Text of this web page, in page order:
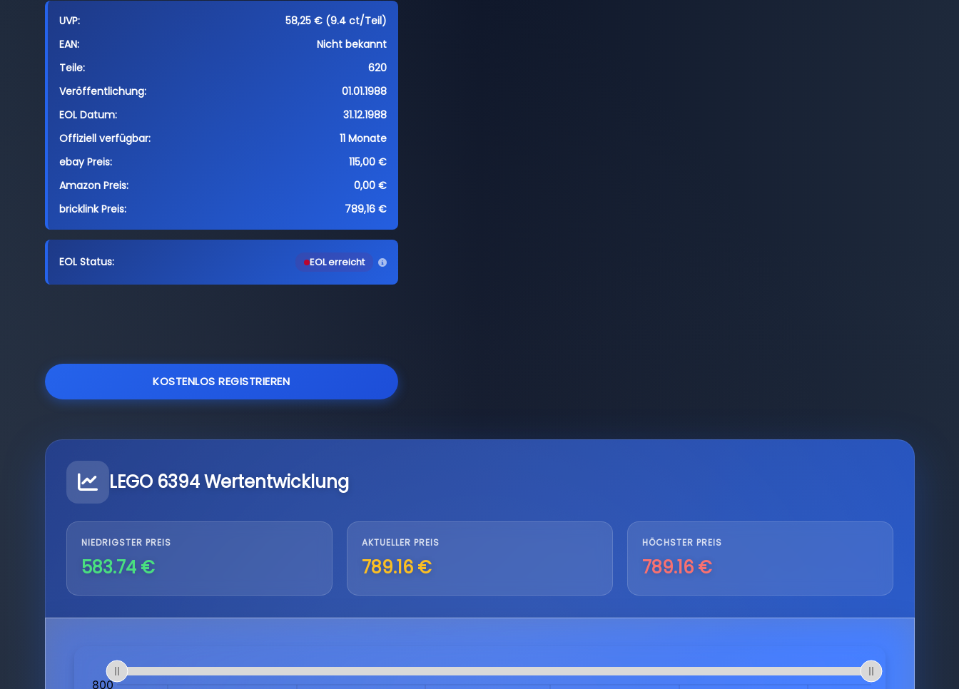
UVP:
58,25 € (9.4 ct/Teil)
EAN:
Nicht bekannt
Teile:
620
Veröffentlichung:
01.01.1988
EOL Datum:
31.12.1988
Offiziell verfügbar:
11 Monate
ebay Preis:
115,00 €
Amazon Preis:
0,00 €
bricklink Preis:
789,16 €
EOL Status: EOL erreicht
KOSTENLOS REGISTRIEREN
LEGO 6394 Wertentwicklung
NIEDRIGSTER PREIS
583.74 €
AKTUELLER PREIS
789.16 €
HÖCHSTER PREIS
789.16 €